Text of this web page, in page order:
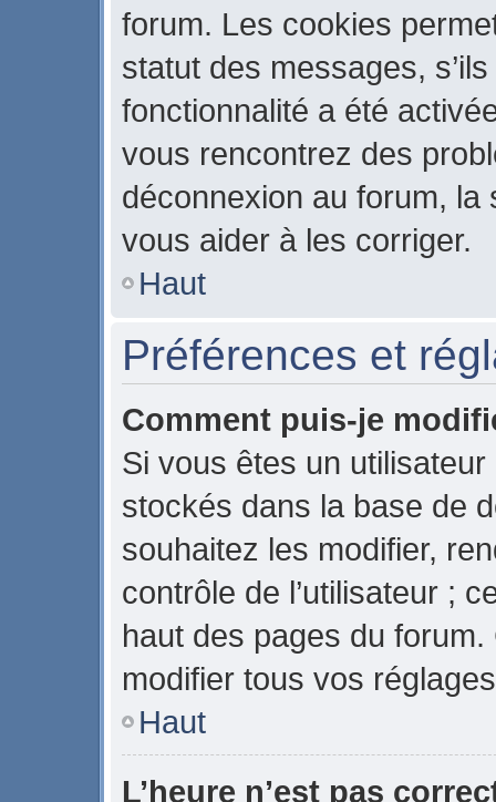
forum. Les cookies
statut des messages,
fonctionnalité a été
vous rencontrez des
déconnexion au forum,
vous aider à les corriger.
Haut
Préférences et
Comment puis-je
Si vous êtes un
stockés dans la base de
souhaitez les modifier,
contrôle de l’utilisateur ;
haut des pages du
modifier tous vos
Haut
L’heure n’est pas